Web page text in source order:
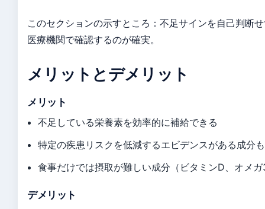
このセクションの示すところ：不足サインを自己判断
医療機関で確認するのが確実。
メリットとデメリット
メリット
不足している栄養素を効率的に補給できる
特定の疾患リスクを低減するエビデンスがある成分
食事だけでは摂取が難しい成分（ビタミンD、オメ
デメリット